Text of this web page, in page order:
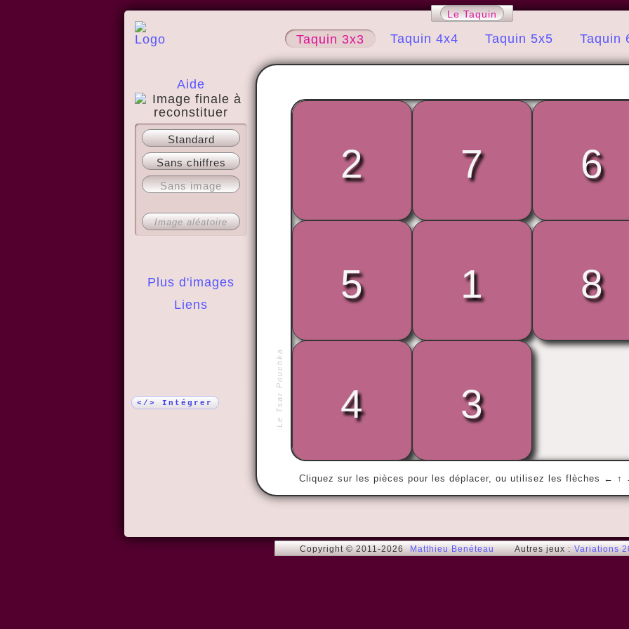
Le Taquin
Taquin 3x3 Taquin 4x4 Taquin 5x5 Taquin
Aide
A propos
Plus d'images
Liens
Standard
Sans chiffres
Sans image
Image aléatoire
</> Intégrer Le Tsar Pouchka
Cliquez sur les pièces pour les déplacer, ou utilisez les flèches ← ↑
temps pour s'agiter et se battre, mon
2 7 6
5 1 8
4 3
Copyright © 2011-2026 Matthieu Benéteau Autres jeux : Variations